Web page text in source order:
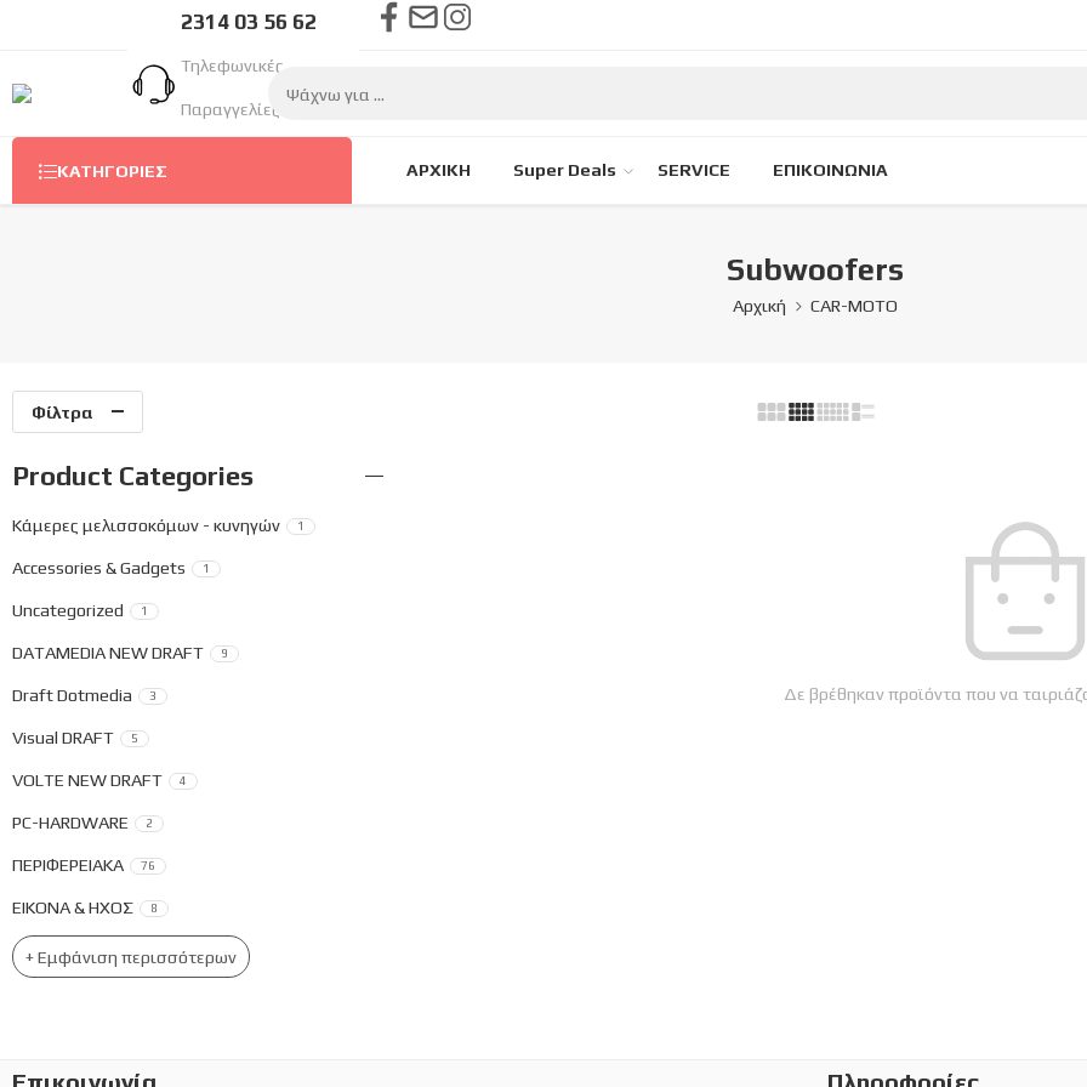
2314 03 56 62
Τηλεφωνικές
Παραγγελίες Στον
ΚΑΤΗΓΟΡΊΕΣ ΑΡΧΙΚΗ Super Deals SERVICE ΕΠΙΚΟΙΝΩΝΙΑ
Subwoofers
Αρχική CAR-MOTO
Φίλτρα
Δε βρέθηκαν προϊόντα που να
Product Categories
Κάμερες μελισσοκόμων - κυνηγών 1
Accessories & Gadgets 1
Uncategorized 1
DATAMEDIA NEW DRAFT 9
Draft Dotmedia 3
Visual DRAFT 5
VOLTE NEW DRAFT 4
PC-HARDWARE 2
ΠΕΡΙΦΕΡΕΙΑΚΑ 76
ΕΙΚΟΝΑ & ΗΧΟΣ 8
+ Εμφάνιση περισσότερων
Επικοινωνία Πληροφορίες